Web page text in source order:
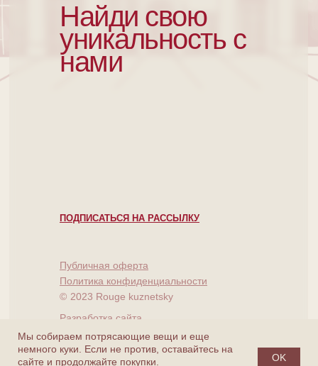
Мы собираем потрясающие вещи и еще
немного куки. Если не против, оставайтесь на
сайте и продолжайте покупки.
OK
Найди свою
уникальность с
нами
ПОДПИСАТЬСЯ НА РАССЫЛКУ
2023 Rouge kuznetsky
©
Публичная оферта
Политика конфиденциальности
Разработка сайта